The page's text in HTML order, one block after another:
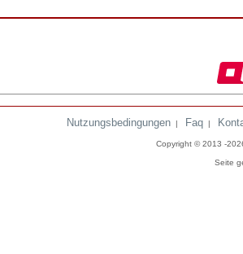
Nutzungsbedingungen | Faq |
Copyright © 2013 -
Seite